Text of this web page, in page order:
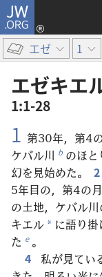
JW.ORG
エゼ 1
エゼキエ
1:1-28
1 第30年，第4
ケバル川 b のほ
幻を見始めた。
2
5年目の，第4の
の土地，ケバル
キエル * に語り
た e 。
4
私が見てい